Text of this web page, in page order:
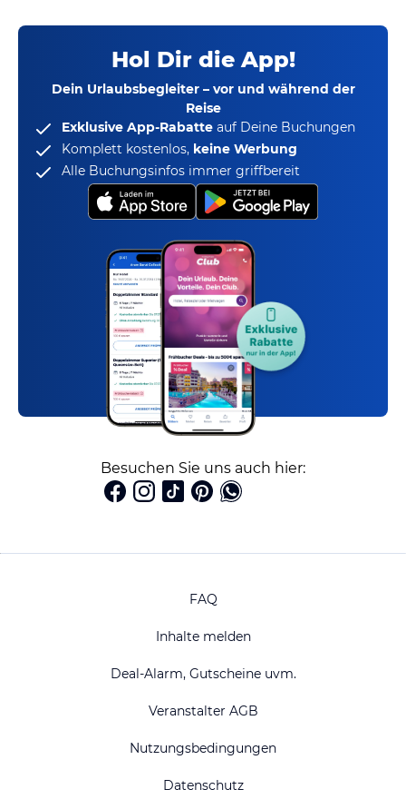
Hol Dir die App!
Dein Urlaubsbegleiter – vor und während der
Reise
Exklusive App-Rabatte auf Deine Buchungen
Komplett kostenlos, keine Werbung
Alle Buchungsinfos immer griffbereit
Besuchen Sie uns auch hier:
FAQ
Inhalte melden
Deal-Alarm, Gutscheine uvm.
Veranstalter AGB
Nutzungsbedingungen
Datenschutz